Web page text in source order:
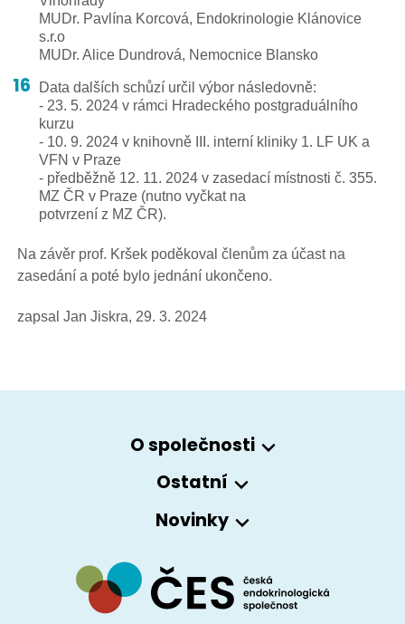
MUDr. Pavlína Korcová, Endokrinologie Klánovice
s.r.o
MUDr. Alice Dundrová, Nemocnice Blansko
Data dalších schůzí určil výbor následovně:
- 23. 5. 2024 v rámci Hradeckého postgraduálního
kurzu
- 10. 9. 2024 v knihovně III. interní kliniky 1. LF UK a
VFN v Praze
- předběžně 12. 11. 2024 v zasedací místnosti č. 355.
MZ ČR v Praze (nutno vyčkat na
potvrzení z MZ ČR).
Na závěr prof. Kršek poděkoval členům za účast na
zasedání a poté bylo jednání ukončeno.
zapsal Jan Jiskra, 29. 3. 2024
O společnosti
Ostatní
Novinky